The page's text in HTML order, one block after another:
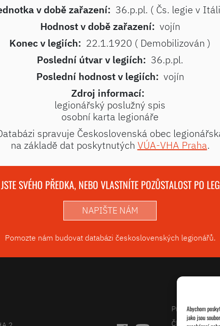
Abychom
jako jsou
v době zařazení: 36.p.pl. ( Čs. legie v
Hodnost v době zařazení: vojín
Konec v legiích: 22.1.1920 ( Demobilizován )
Poslední útvar v legiích: 36.p.pl.
Poslední hodnost v legiích: vojín
Zdroj informací:
legionářský poslužný spis
osobní karta legionáře
spravuje Československá obec
na základě dat poskytnutých VÚA-VHA Praha.
SVÉHO PŘEDKA, NEBO VLASTNÍTE POZŮSTALOST PO
NAPIŠTE NÁM
Pomozte nám budovat databázi československých legionářů.
Projekty
Články